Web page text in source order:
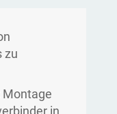
zu
Montage
in